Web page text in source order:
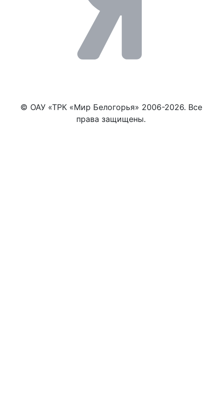
© ОАУ «ТРК «Мир Белогорья» 2006-2026. Все
права защищены.